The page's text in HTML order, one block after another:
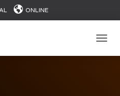
ONLINE